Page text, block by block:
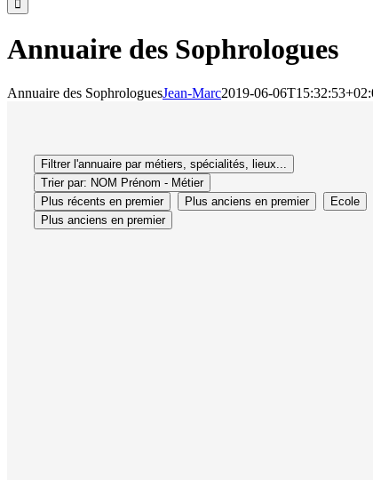
Annuaire des Sophrologues
Annuaire des SophrologuesJean-Marc2019-06-
Filtrer l'annuaire par métiers, spécialités, lieux...
Trier par: NOM Prénom - Métier
Plus récents en premier
Plus anciens en premier Ecole
Plus anciens en premier